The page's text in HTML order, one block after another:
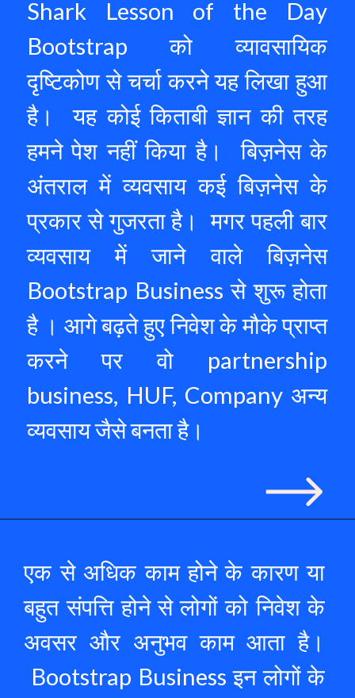
Shark Lesson of the Day
Bootstrap को व्यावसायिक
दृष्टिकोण से चर्चा करने यह लिखा हुआ
है।  यह कोई किताबी ज्ञान की तरह
हमने पेश नहीं किया है।  बिज़नेस के
अंतराल में व्यवसाय कई बिज़नेस के
प्रकार से गुजरता है।  मगर पहली बार
व्यवसाय में जाने वाले बिज़नेस
Bootstrap Business से शुरू होता
है । आगे बढ़ते हुए निवेश के मौके प्राप्त
करने पर वो partnership
business, HUF, Company अन्य
व्यवसाय जैसे बनता है।
एक से अधिक काम होने के कारण या
बहुत संपत्ति होने से लोगों को निवेश के
अवसर और अनुभव काम आता है।
Bootstrap Business इन लोगों के